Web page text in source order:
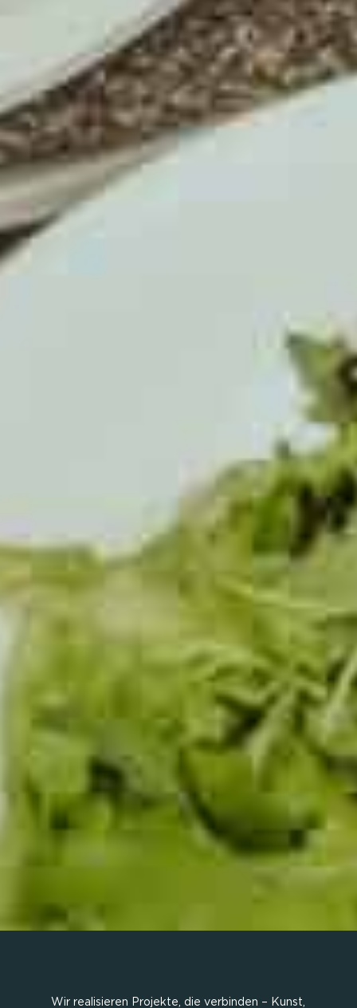
Wir realisieren Projekte, die verbinden – Kunst,